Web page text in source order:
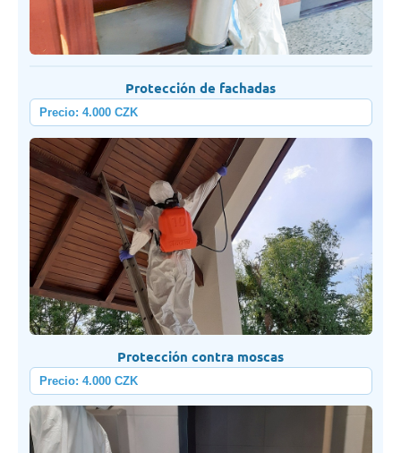
Protección de fachadas
Precio: 4.000 CZK
Protección contra moscas
Precio: 4.000 CZK